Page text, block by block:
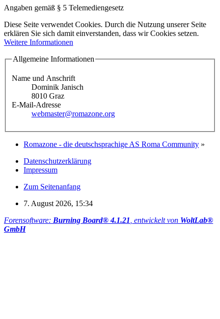
Angaben gemäß § 5 Telemediengesetz
Diese Seite verwendet Cookies. Durch die Nutzung unserer Seite
erklären Sie sich damit einverstanden, dass wir Cookies setzen.
Weitere Informationen
Allgemeine Informationen
Name und Anschrift
Dominik Janisch
8010 Graz
E-Mail-Adresse
webmaster@romazone.org
Romazone - die deutschsprachige AS Roma Community »
Datenschutzerklärung
Impressum
Zum Seitenanfang
7. August 2026, 15:34
Forensoftware: Burning Board® 4.1.21, entwickelt von WoltLab®
GmbH